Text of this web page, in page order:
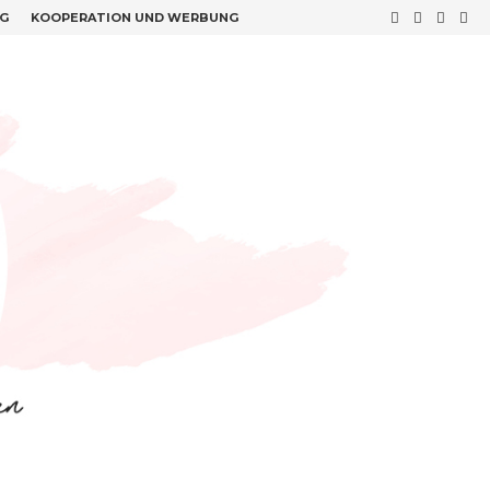
KOOPERATION UND WERBUNG